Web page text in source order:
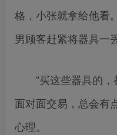
格，小张就拿给他看
男顾客赶紧将器具一
“买这些器具的，
面对面交易，总会有
心理。